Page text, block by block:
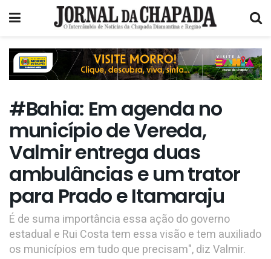
#Bahia: Em agenda no
município de Vereda,
Valmir entrega duas
ambulâncias e um trator
para Prado e Itamaraju
É de suma importância essa ação do governo
estadual e Rui Costa tem essa visão e tem auxiliado
os municípios em tudo que precisam", diz Valmir.